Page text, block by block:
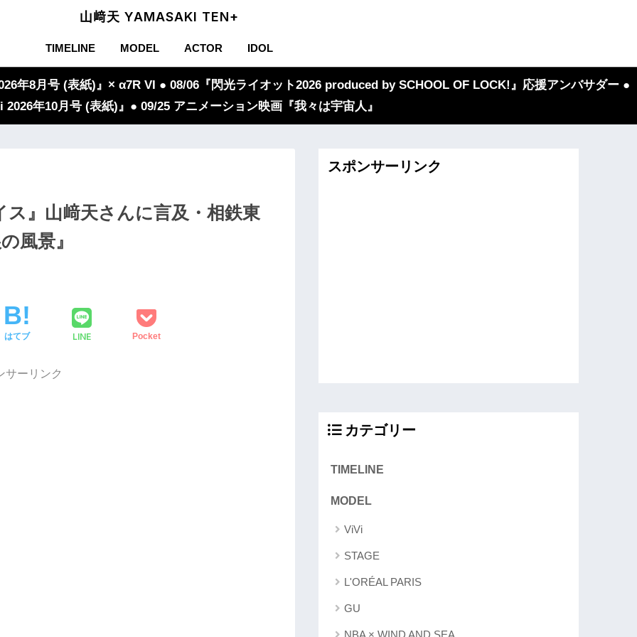
山﨑天 YAMASAKI TEN+
TIMELINE MODEL ACTOR IDOL
年8月号 (表紙)』× α7R VI ● 08/06『閃光ライオット2026 produced by SCHOOL OF LOCK!』応援アンバサダー ●
2026年10月号 (表紙)』● 09/25 アニメーション映画『我々は宇宙人』
ス』山﨑天さんに言及・相鉄東
風景』
はてブ LINE Pocket
サーリンク
スポンサーリンク
カテゴリー
TIMELINE
MODEL
ViVi
STAGE
L'ORÉAL PARIS
GU
NBA × WIND AND SEA